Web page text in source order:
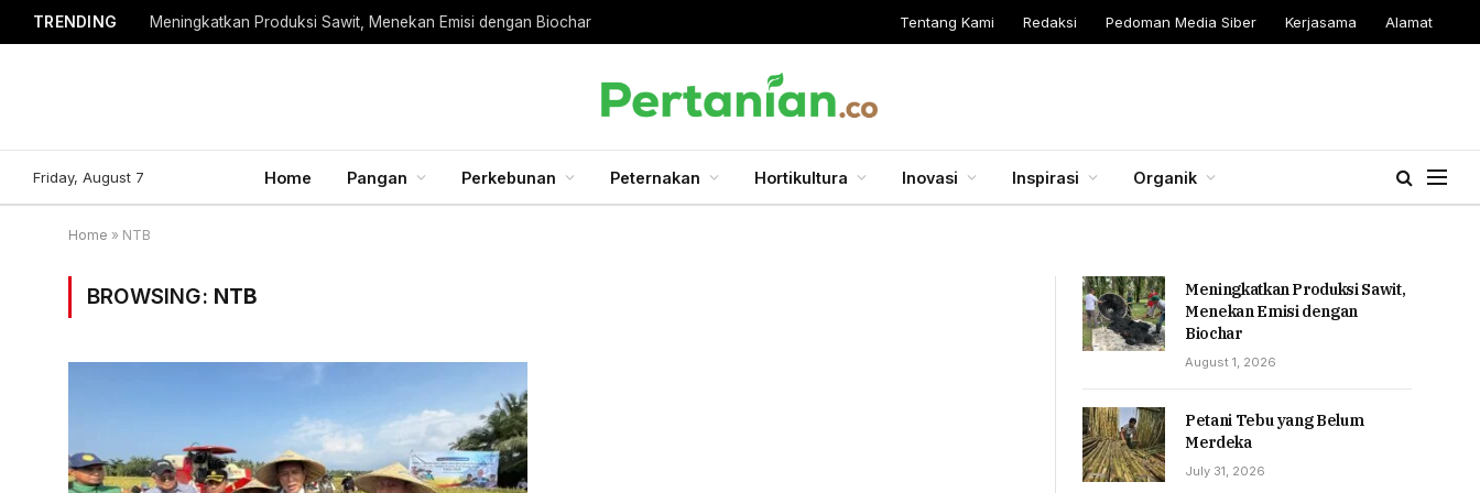
TRENDING Meningkatkan Produksi Sawit, Menekan Emisi dengan Biochar Tentang Kami Redaksi Pedoman Media Siber Kerjasama Alamat
Friday, August 7 Home Pangan Perkebunan Peternakan Hortikultura Inovasi Inspirasi Organik
Home » NTB
BROWSING: NTB
Meningkatkan Produksi Sawit,
Menekan Emisi dengan
Biochar
August 1, 2026
Petani Tebu yang Belum
Merdeka
July 31, 2026